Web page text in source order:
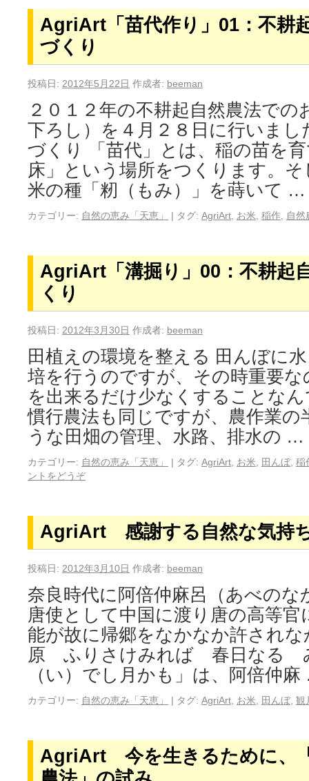
AgriArt「苗代作り」01：不耕
づくり
投稿日: 2012年5月22日 作成者: beeman
２０１２年の不耕起自然農法での
下ろし）を４月２８日に行いま
づくり 「苗代」とは、稲の苗を
床」という場所をつくります。
米の種「籾（もみ）」を蒔いて
カテゴリー: 自然の恵み「天恵」 | タグ: AgriArt お米 稲作 自然
AgriArt「溝掘り」00：不耕起
くり
投稿日: 2012年3月30日 作成者: beeman
田植えの環境を整える 田んぼに
培を行うのですが、その時重要
を出来るだけ少なくすることな
慣行農法も同じですが、農作業の
うな田畑の管理、水路、排水の …
カテゴリー: 自然の恵み「天恵」 | タグ: AgriArt お米 田んぼ, 稲
ントをどうぞ
AgriArt 感謝する自然な気持
投稿日: 2012年3月10日 作成者: beeman
奈良時代に阿倍仲麻呂（あべのな
唐使として中国に渡り唐の高等
能が故に帰郷をなかなか許され
原 ふりさけみれば 春日なる
（い）でし月かも」は、阿倍仲
カテゴリー: 自然の恵み「天恵」 | タグ: AgriArt お米 田んぼ, 観
AgriArt 今を生きるために、